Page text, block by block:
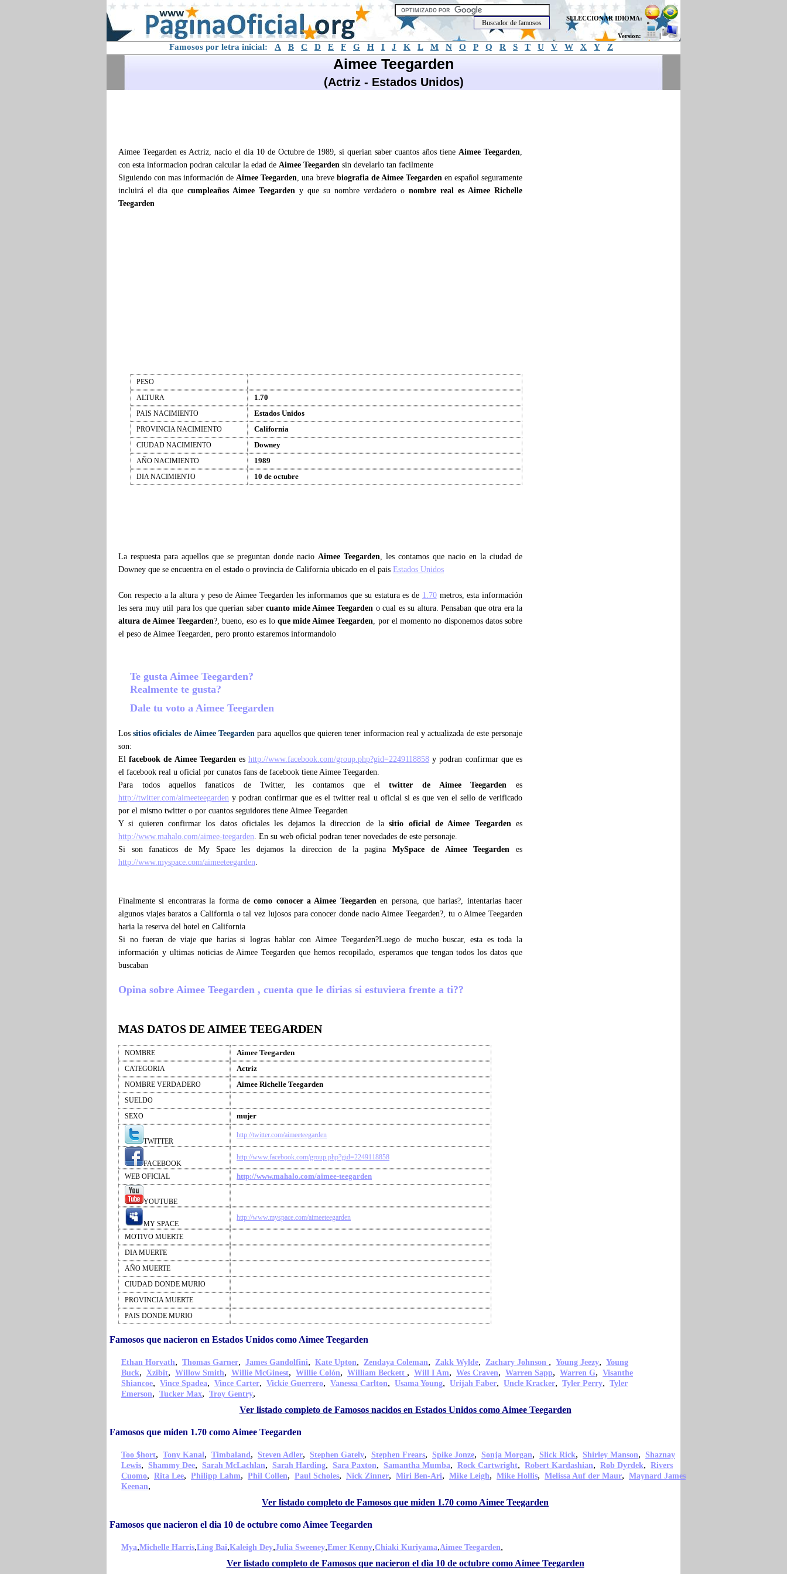
SELECCIONAR IDIOMA:
Version: |
Famosos por letra inicial: A B C D E F G H I J K L M N O P Q R S T U V W X Y Z
Aimee Teegarden
(Actriz - Estados Unidos)
Aimee Teegarden es Actriz, nacio el dia 10 de Octubre de 1989, si querian saber cuantos años tieneAimee Teegarden,
con esta informacion podran calcular la edad de Aimee Teegarden sin develarlo tan facilmente
Siguiendo con mas información deAimee Teegarden, una breve biografia de Aimee Teegardenen español seguramente
incluirá el dia que cumpleaños Aimee Teegarden y que su nombre verdadero o nombre real es Aimee Richelle
Teegarden
PESO
ALTURA
1.70
PAIS NACIMIENTO Estados Unidos
PROVINCIA NACIMIENTO California
CIUDAD NACIMIENTO Downey
AÑO NACIMIENTO 1989
DIA NACIMIENTO 10 de octubre
La respuesta para aquellos que se preguntan donde nacio Aimee Teegarden, les contamos que nacio en la ciudad de
Downey que se encuentra en el estado o provincia de California ubicado en el pais Estados Unidos
Con respecto a la altura y peso de Aimee Teegarden les informamos que su estatura es de 1.70metros, esta información
les sera muy util para los que querian sabercuanto mide Aimee Teegarden o cual es su altura. Pensaban que otra era la
altura de Aimee Teegarden?, bueno, eso es lo que mide Aimee Teegarden, por el momento no disponemos datos sobre
el peso de Aimee Teegarden, pero pronto estaremos informandolo
Te gusta Aimee Teegarden?
Realmente te gusta?
Dale tu voto a Aimee Teegarden
Lossitios oficiales de Aimee Teegarden para aquellos que quieren tener informacion real y actualizada de este personaje
son:
Elfacebook de Aimee Teegardeneshttp://www.facebook.com/group.php?gid=2249118858 y podran confirmar que es
el facebook real u oficial por cunatos fans de facebook tiene Aimee Teegarden.
Para todos aquellos fanaticos de Twitter, les contamos que eltwitter de Aimee Teegarden es
http://twitter.com/aimeeteegarden y podran confirmar que es el twitter real u oficial si es que ven el sello de verificado
por el mismo twitter o por cuantos seguidores tiene Aimee Teegarden
Y si quieren confirmar los datos oficiales les dejamos la direccion de lasitio oficial de Aimee Teegardenes
http://www.mahalo.com/aimee-teegarden. En su web oficial podran tener novedades de este personaje.
Si son fanaticos de My Space les dejamos la direccion de la paginaMySpace de Aimee Teegarden es
http://www.myspace.com/aimeeteegarden.
Finalmente si encontraras la forma decomo conocer a Aimee Teegardenen persona, que harias?, intentarias hacer
algunos viajes baratos a California o tal vez lujosos para conocer donde nacio Aimee Teegarden?, tu o Aimee Teegarden
haria la reserva del hotel en California
Si no fueran de viaje que harias si logras hablar con Aimee Teegarden?Luego de mucho buscar, esta es toda la
información y ultimas noticias de Aimee Teegarden que hemos recopilado, esperamos que tengan todos los datos que
buscaban
Opina sobre Aimee Teegarden , cuenta que le dirias si estuviera frente a ti??
MAS DATOS DE AIMEE TEEGARDEN
NOMBRE Aimee Teegarden
CATEGORIA Actriz
NOMBRE VERDADERO Aimee Richelle Teegarden
SUELDO
SEXO
mujer
TWITTER
http://twitter.com/aimeeteegarden
FACEBOOK
http://www.facebook.com/group.php?gid=2249118858
WEB OFICIAL http://www.mahalo.com/aimee-teegarden
YOUTUBE
MY SPACE
http://www.myspace.com/aimeeteegarden
MOTIVO MUERTE
DIA MUERTE
AÑO MUERTE
CIUDAD DONDE MURIO
PROVINCIA MUERTE
PAIS DONDE MURIO
Famosos que nacieron en Estados Unidos como Aimee Teegarden
Ethan Horvath, Thomas Garner, James Gandolfini, Kate Upton, Zendaya Coleman, Zakk Wylde, Zachary Johnson , Young Jeezy, Young
Buck, Xzibit, Willow Smith, Willie McGinest, Willie Colón, William Beckett , Will I Am, Wes Craven, Warren Sapp, Warren G, Visanthe
Shiancoe, Vince Spadea, Vince Carter, Vickie Guerrero, Vanessa Carlton, Usama Young, Urijah Faber, Uncle Kracker, Tyler Perry, Tyler
Emerson, Tucker Max, Troy Gentry,
Ver listado completo de Famosos nacidos en Estados Unidos como Aimee Teegarden
Famosos que miden 1.70 como Aimee Teegarden
Too $hort, Tony Kanal, Timbaland, Steven Adler, Stephen Gately, Stephen Frears, Spike Jonze, Sonja Morgan, Slick Rick, Shirley Manson, Shaznay
Lewis, Shammy Dee, Sarah McLachlan, Sarah Harding, Sara Paxton, Samantha Mumba, Rock Cartwright, Robert Kardashian, Rob Dyrdek, Rivers
Cuomo, Rita Lee, Philipp Lahm, Phil Collen, Paul Scholes, Nick Zinner, Miri Ben-Ari, Mike Leigh, Mike Hollis, Melissa Auf der Maur, Maynard James
Keenan,
Ver listado completo de Famosos que miden 1.70 como Aimee Teegarden
Famosos que nacieron el dia 10 de octubre como Aimee Teegarden
Mya,Michelle Harris,Ling Bai,Kaleigh Dey,Julia Sweeney,Emer Kenny,Chiaki Kuriyama,Aimee Teegarden,
Ver listado completo de Famosos que nacieron el dia 10 de octubre como Aimee Teegarden